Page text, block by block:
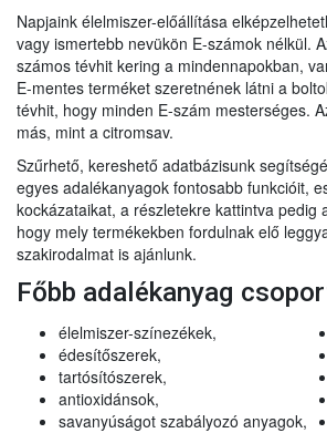
Napjaink élelmiszer-előállítása
vagy ismertebb nevükön E-számok nélkül.
számos tévhit kering a mindennapokban,
E-mentes terméket szeretnének látni a
tévhit, hogy minden E-szám mesterséges.
más, mint a citromsav.
Szűrhető, kereshető adatbázisunk
egyes adalékanyagok fontosabb funkcióit,
kockázataikat, a részletekre kattintva pedig
hogy mely termékekben fordulnak elő
szakirodalmat is ajánlunk.
Főbb adalékanyag
élelmiszer-színezékek,
édesítőszerek,
tartósítószerek,
antioxidánsok,
savanyúságot szabályozó anyagok,